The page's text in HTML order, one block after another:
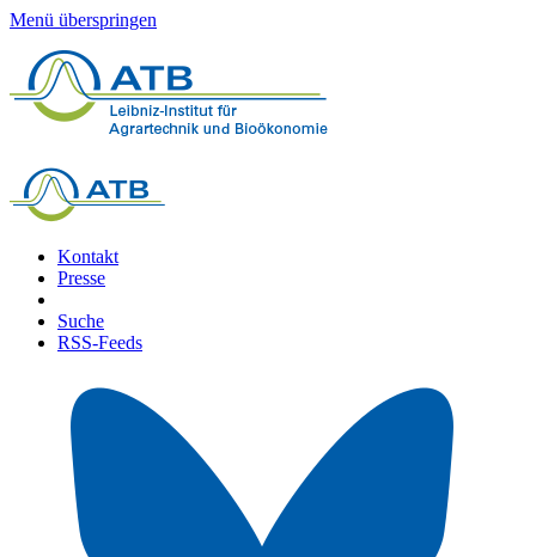
Menü überspringen
Kontakt
Presse
Suche
RSS-Feeds